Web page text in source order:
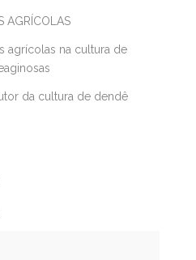
AGRÍCOLAS
agrícolas na cultura de
da cultura de dendê